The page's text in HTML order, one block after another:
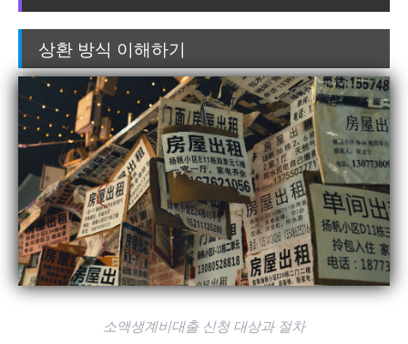
상환 방식 이해하기
소액생계비대출 신청 대상과 절차